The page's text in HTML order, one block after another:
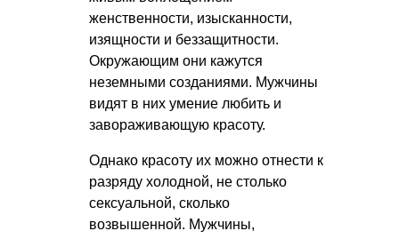
женственности, изысканности,
изящности и беззащитности.
Окружающим они кажутся
неземными созданиями. Мужчины
видят в них умение любить и
завораживающую красоту.
Однако красоту их можно отнести к
разряду холодной, не столько
сексуальной, сколько
возвышенной. Мужчины,